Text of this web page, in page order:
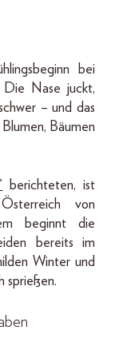
bei
Die Nase juckt,
– und das
Bäumen
berichteten, ist
von
beginnt die
bereits im
Winter und
sprießen.